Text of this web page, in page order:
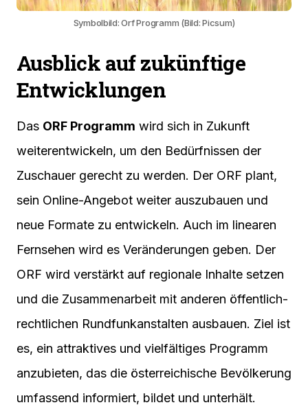
Symbolbild: Orf Programm (Bild: Picsum)
Ausblick auf zukünftige
Entwicklungen
Das ORF Programm wird sich in Zukunft
weiterentwickeln, um den Bedürfnissen der
Zuschauer gerecht zu werden. Der ORF plant,
sein Online-Angebot weiter auszubauen und
neue Formate zu entwickeln. Auch im linearen
Fernsehen wird es Veränderungen geben. Der
ORF wird verstärkt auf regionale Inhalte setzen
und die Zusammenarbeit mit anderen öffentlich-
rechtlichen Rundfunkanstalten ausbauen. Ziel ist
es, ein attraktives und vielfältiges Programm
anzubieten, das die österreichische Bevölkerung
umfassend informiert, bildet und unterhält.